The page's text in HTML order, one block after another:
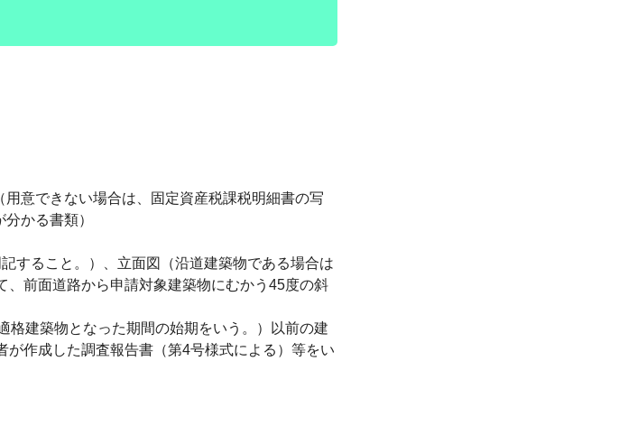
意できない場合は、固定資産税課税明細書の写
かる書類）
すること。）、立面図（沿道建築物である場合は
前面道路から申請対象建築物にむかう45度の斜
格建築物となった期間の始期をいう。）以前の建
作成した調査報告書（第4号様式による）等をい